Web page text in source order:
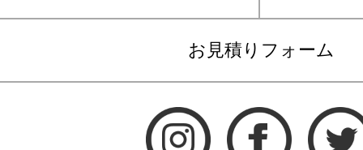
お見積りフォーム